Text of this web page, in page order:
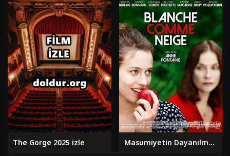
The Gorge 2025 izle Masumiyetin Dayanılmaz Çekiciliği izle